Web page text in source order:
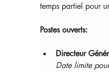
temps partiel pour
Postes ouverts:
Directeur
Date limite